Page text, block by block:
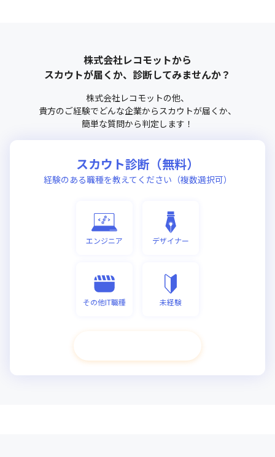
株式会社レコモットから
スカウトが届くか、診断してみませんか？
株式会社レコモットの他、
貴方のご経験でどんな企業からスカウトが届くか、
簡単な質問から判定します！
スカウト診断（無料）
経験のある職種を教えてください（複数選択可）
エンジニア デザイナー
その他IT職種 未経験